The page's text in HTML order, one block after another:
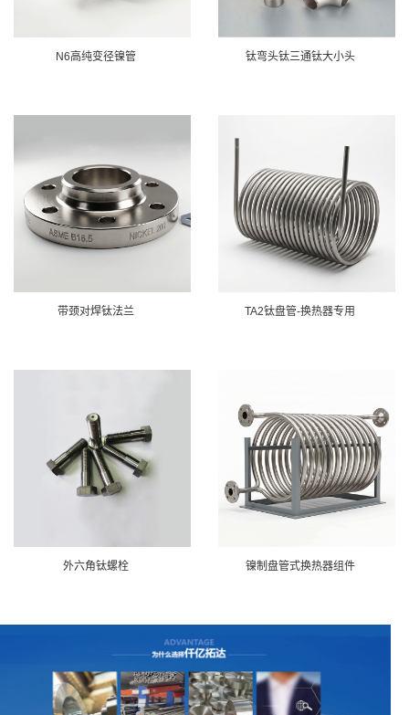
N6高纯变径镍管 钛弯头钛三通钛大小头
带颈对焊钛法兰 TA2钛盘管-换热器专用
外六角钛螺栓 镍制盘管式换热器组件